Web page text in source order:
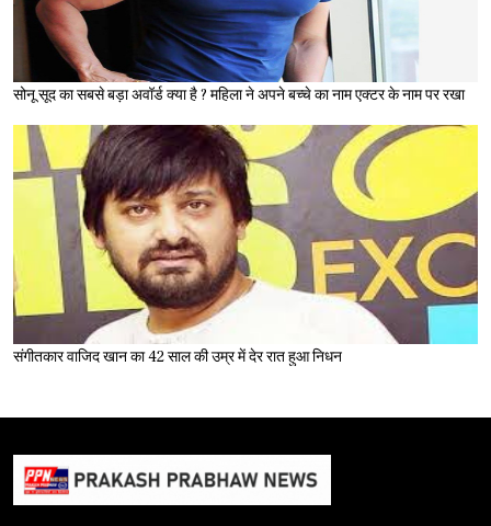
सोनू सूद का सबसे बड़ा अवॉर्ड क्या है ? महिला ने अपने बच्चे का नाम एक्टर के नाम पर रखा
संगीतकार वाजिद खान का 42 साल की उम्र में देर रात हुआ निधन